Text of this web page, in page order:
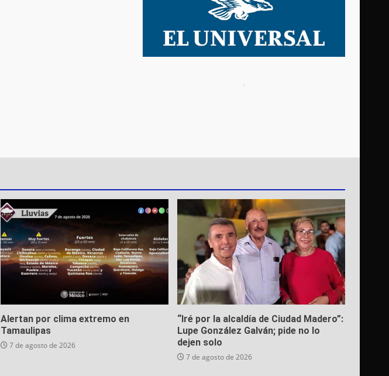
Alertan por clima extremo en
Tamaulipas
7 de agosto de 2026
“Iré por la alcaldía de Ciudad Madero”:
Lupe González Galván; pide no lo
dejen solo
7 de agosto de 2026